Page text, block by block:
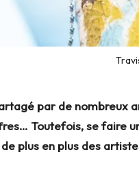
par de nombreux
Toutefois, se faire
plus en plus des